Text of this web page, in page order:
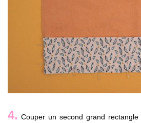
4. Couper un second grand